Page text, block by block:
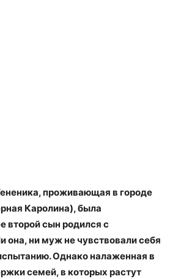
проживающая в городе
Каролина), была
второй сын родился с
она, ни муж не чувствовали себя
Однако налаженная в
семей, в которых растут